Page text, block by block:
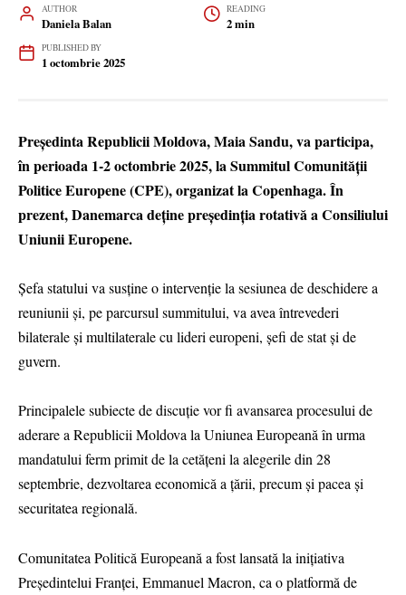
AUTHOR
Daniela Balan
READING
2 min
PUBLISHED BY
1 octombrie 2025
Președinta Republicii Moldova, Maia Sandu, va participa,
în perioada 1-2 octombrie 2025, la Summitul Comunității
Politice Europene (CPE), organizat la Copenhaga. În
prezent, Danemarca deține președinția rotativă a Consiliului
Uniunii Europene.
Șefa statului va susține o intervenție la sesiunea de deschidere a
reuniunii și, pe parcursul summitului, va avea întrevederi
bilaterale și multilaterale cu lideri europeni, șefi de stat și de
guvern.
Principalele subiecte de discuție vor fi avansarea procesului de
aderare a Republicii Moldova la Uniunea Europeană în urma
mandatului ferm primit de la cetățeni la alegerile din 28
septembrie, dezvoltarea economică a țării, precum și pacea și
securitatea regională.
Comunitatea Politică Europeană a fost lansată la inițiativa
Președintelui Franței, Emmanuel Macron, ca o platformă de